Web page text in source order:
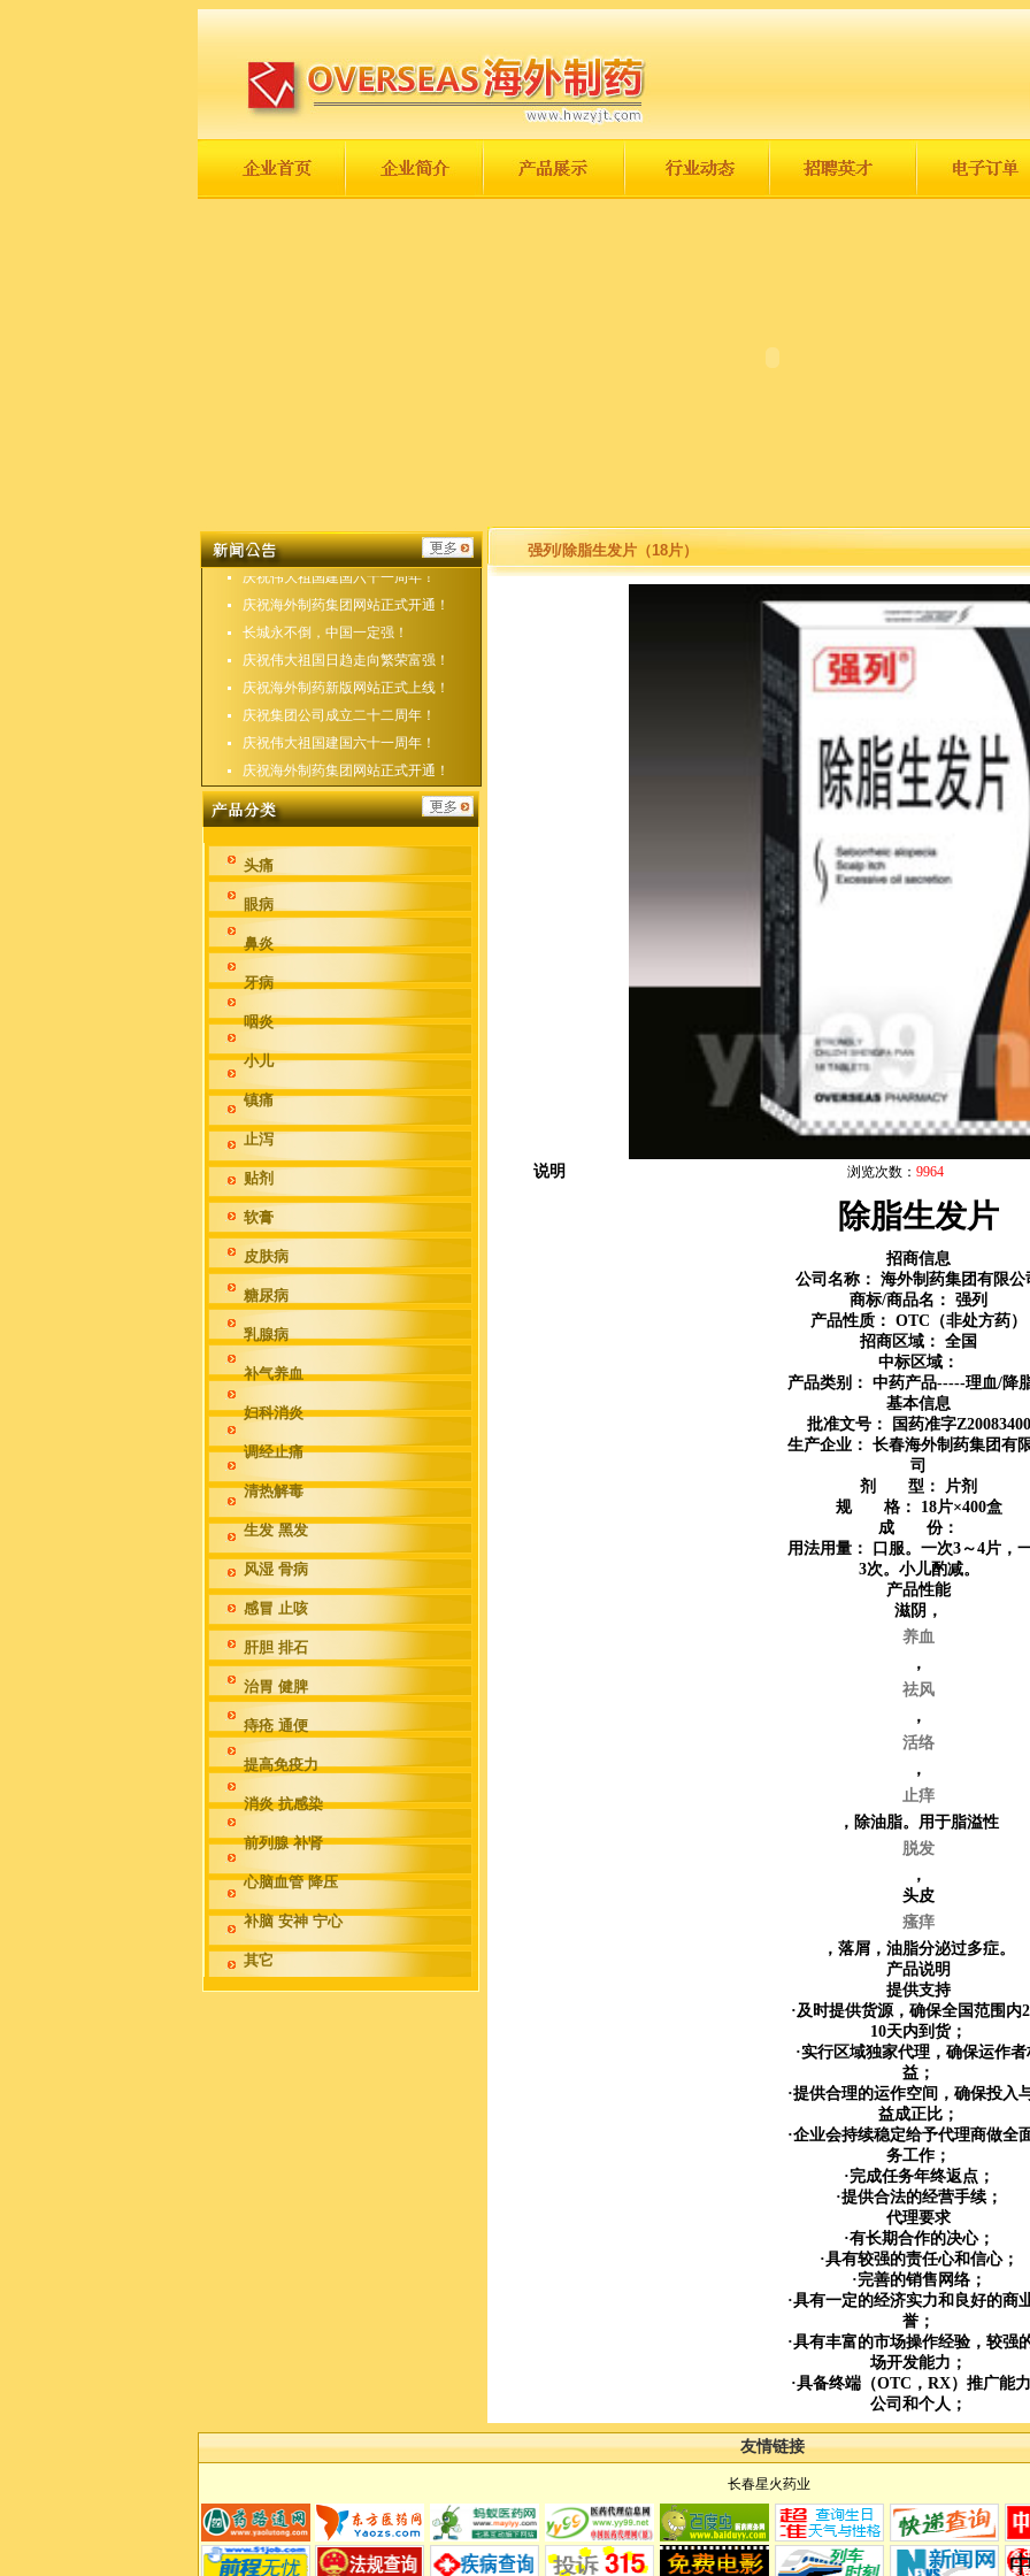
庆祝集团公司成立二十二周年！
庆祝伟大祖国建国六十一周年！
庆祝海外制药集团网站正式开通！
长城永不倒，中国一定强！
庆祝伟大祖国日趋走向繁荣富强！
庆祝海外制药新版网站正式上线！
庆祝集团公司成立二十二周年！
庆祝伟大祖国建国六十一周年！
庆祝海外制药集团网站正式开通！
头痛
眼病
鼻炎
牙病
咽炎
小儿
镇痛
止泻
贴剂
软膏
皮肤病
糖尿病
乳腺病
补气养血
妇科消炎
调经止痛
清热解毒
生发 黑发
风湿 骨病
感冒 止咳
肝胆 排石
治胃 健脾
痔疮 通便
提高免疫力
消炎 抗感染
前列腺 补肾
心脑血管 降压
补脑 安神 宁心
其它
强列/除脂生发片（18片）
说明 浏览次数： 9964
除脂生发片
招商信息
公司名称： 海外制药集团有限公
商标/商品名： 强列
产品性质： OTC（非处方药）
招商区域： 全国
中标区域：
产品类别： 中药产品-----理血/降
基本信息
批准文号： 国药准字Z20083400
生产企业： 长春海外制药集团有
司
剂 型：
片剂
规 格： 18片×400盒
成 份：
用法用量： 口服。一次3～4片，
3次。小儿酌减。
产品性能
滋阴，
养血
，
祛风
，
活络
，
止痒
，除油脂。用于脂溢性
脱发
，
头皮
瘙痒
，落屑，油脂分泌过多症。
产品说明
提供支持
·及时提供货源，确保全国范围内
10天内到货；
·实行区域独家代理，确保运作者
益；
·提供合理的运作空间，确保投入
益成正比；
·企业会持续稳定给予代理商做全
务工作；
·完成任务年终返点；
·提供合法的经营手续；
代理要求
·有长期合作的决心；
·具有较强的责任心和信心；
·完善的销售网络；
·具有一定的经济实力和良好的商
誉；
·具有丰富的市场操作经验，较强
场开发能力；
·具备终端（OTC，RX）推广能
公司和个人；
友情链接
长春星火药业